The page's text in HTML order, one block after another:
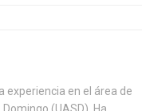
experiencia en el área de
(UASD). Ha